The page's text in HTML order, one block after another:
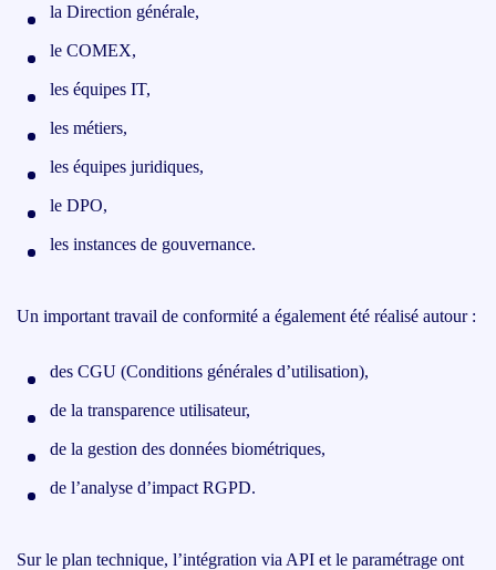
la Direction générale,
le COMEX,
les équipes IT,
les métiers,
les équipes juridiques,
le DPO,
les instances de gouvernance.
Un important travail de conformité a également été réalisé autour :
des CGU (Conditions générales d’utilisation),
de la transparence utilisateur,
de la gestion des données biométriques,
de l’analyse d’impact RGPD.
Sur le plan technique, l’intégration via API et le paramétrage ont